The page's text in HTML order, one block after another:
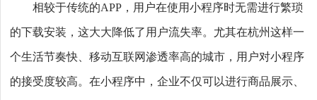
相较于传统的APP，用户在使用小程序时无需进行繁琐
的下载安装，这大大降低了用户流失率。尤其在杭州这样一
个生活节奏快、移动互联网渗透率高的城市，用户对小程序
的接受度较高。在小程序中，企业不仅可以进行商品展示、